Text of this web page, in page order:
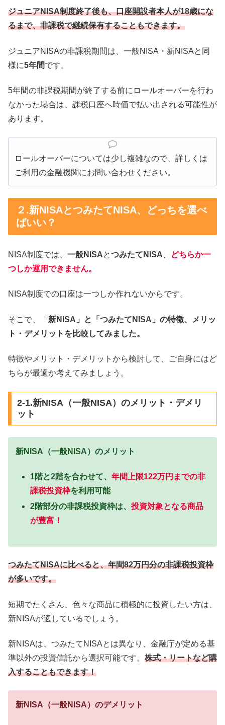
ジュニアNISA制度終了後も、口座開設者本人が18歳にな
るまで、非課税で継続保有することもできます。
ジュニアNISAの非課税期間は、一般NISA・新NISAと同
様に5年間です。
5年間の非課税期間が終了する前にロールオーバーを行わ
なかった場合は、課税口座へ時価で払い出される可能性が
あります。
ロールオーバーについては少し複雑なので、詳しくは
ご利用の金融機関にお問い合わせください。
２.新NISAとつみたてNISA、どっちを選べ
ばいい？
NISA制度では、 一般NISAとつみたてNISA
どちらか一
つしか運用できません。
NISA制度での口座は一つしか作れないからです。
そこで、「 新NISA」と「つみたてNISA」の特徴、メリッ
ト・デメリットを比較してみました。
特徴やメリット・デメリットから検討して、ご自身にはど
ちらが最適か考えてみましょう。
2-1.新NISA（一般NISA）のメリット・デメリ
ット
新NISA（一般NISA）のメリット
1階と2階を合わせて、年間上限122万円までの非
課税投資枠を利用可能
2階部分の非課税投資枠は、投資対象となる商品
が豊富！
つみたてNISAに比べると、年間82万円分の非課税投資枠
が多いです。
短期でたくさん、色々な商品に積極的に投資したい方は、
新NISAが適しているでしょう。
新NISAは、つみたてNISAとは異なり、金融庁が定める基
準以外の投資信託から選択可能です。 株式・リートなど購
入することもできます！
新NISA（一般NISA）のデメリット